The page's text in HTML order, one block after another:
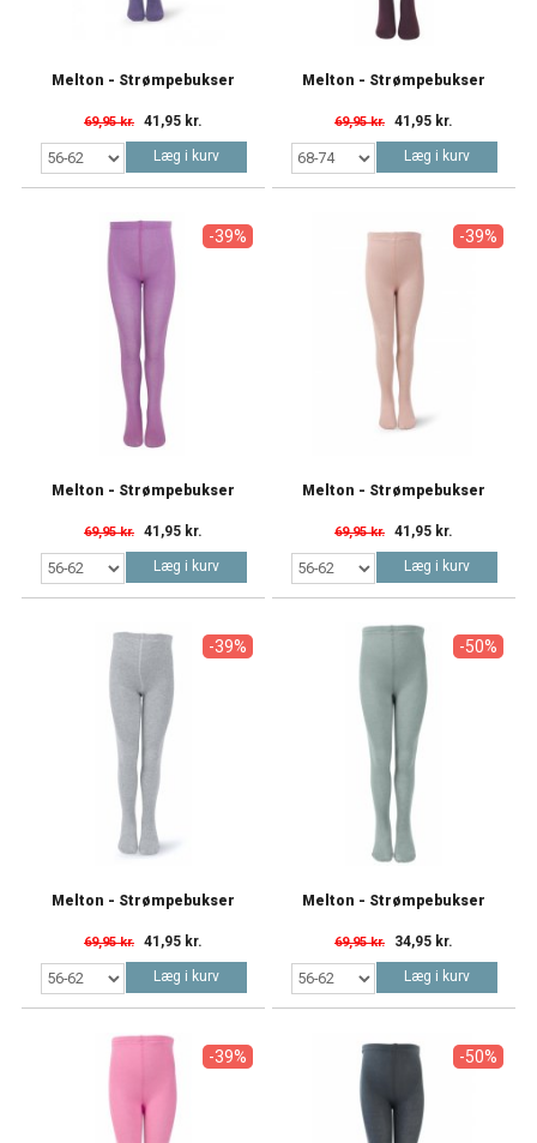
Melton - Strømpebukser
69,95 kr. 41,95 kr.
Læg i kurv
Melton - Strømpebukser
69,95 kr. 41,95 kr.
Læg i kurv
-39%
Melton - Strømpebukser
69,95 kr. 41,95 kr.
Læg i kurv
-39%
Melton - Strømpebukser
69,95 kr. 41,95 kr.
Læg i kurv
-39%
Melton - Strømpebukser
69,95 kr. 41,95 kr.
Læg i kurv
-50%
Melton - Strømpebukser
69,95 kr. 34,95 kr.
Læg i kurv
-39% -50%